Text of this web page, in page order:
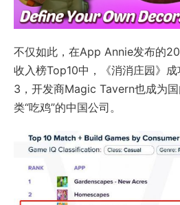
不仅如此，在App Annie发布的
收入榜Top10中，《消消庄园》
3，开发商Magic Tavern也成为
类“吃鸡”的中国公司。